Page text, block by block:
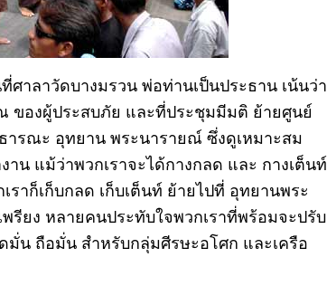
าลาวัดบางมรวน พ่อท่านเป็นประธาน เน้นว่า
ของผู้ประสบภัย และที่ประชุมมีมติ ย้ายศูนย์
ารณะ อุทยาน พระนารายณ์ ซึ่งดูเหมาะสม
าน แม้ว่าพวกเราจะได้กางกลด และ กางเต็นท์
ราก็เก็บกลด เก็บเต็นท์ ย้ายไปที่ อุทยานพระ
รียง หลายคนประทับใจพวกเราที่พร้อมจะปรับ
มั่น ถือมั่น สำหรับกลุ่มศีรษะอโศก และเครือ